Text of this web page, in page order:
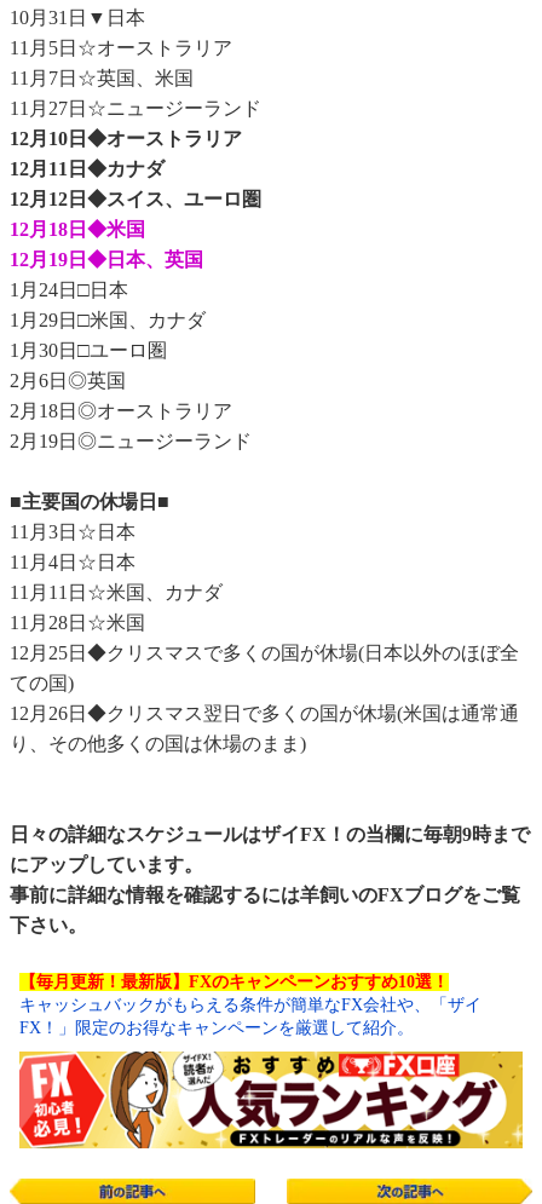
10月31日▼日本
11月5日☆オーストラリア
11月7日☆英国、米国
11月27日☆ニュージーランド
12月10日◆オーストラリア
12月11日◆カナダ
12月12日◆スイス、ユーロ圏
12月18日◆米国
12月19日◆日本、英国
1月24日□日本
1月29日□米国、カナダ
1月30日□ユーロ圏
2月6日◎英国
2月18日◎オーストラリア
2月19日◎ニュージーランド
■主要国の休場日■
11月3日☆日本
11月4日☆日本
11月11日☆米国、カナダ
11月28日☆米国
12月25日◆クリスマスで多くの国が休場(日本以外のほぼ全
ての国)
12月26日◆クリスマス翌日で多くの国が休場(米国は通常通
り、その他多くの国は休場のまま)
日々の詳細なスケジュールはザイFX！の当欄に毎朝9時まで
にアップしています。
事前に詳細な情報を確認するには羊飼いのFXブログをご覧
下さい。
【毎月更新！最新版】FXのキャンペーンおすすめ10選！
キャッシュバックがもらえる条件が簡単なFX会社や、「ザイ
FX！」限定のお得なキャンペーンを厳選して紹介。